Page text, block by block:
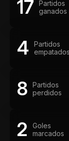
17
Partidos
ganados
4
Partidos
empatados
8
Partidos
perdidos
2
Goles
marcados